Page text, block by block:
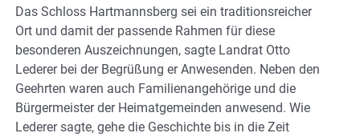
Das Schloss Hartmannsberg sei ein traditionsreicher
Ort und damit der passende Rahmen für diese
besonderen Auszeichnungen, sagte Landrat Otto
Lederer bei der Begrüßung er Anwesenden. Neben den
Geehrten waren auch Familienangehörige und die
Bürgermeister der Heimatgemeinden anwesend. Wie
Lederer sagte, gehe die Geschichte bis in die Zeit